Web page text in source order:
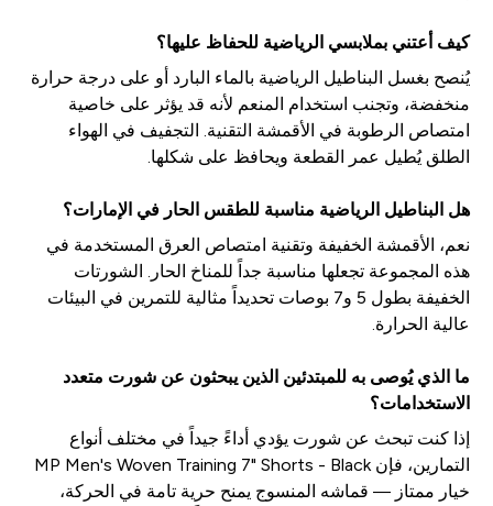
كيف أعتني بملابسي الرياضية للحفاظ عليها؟
يُنصح بغسل البناطيل الرياضية بالماء البارد أو على درجة حرارة
منخفضة، وتجنب استخدام المنعم لأنه قد يؤثر على خاصية
امتصاص الرطوبة في الأقمشة التقنية. التجفيف في الهواء
الطلق يُطيل عمر القطعة ويحافظ على شكلها.
هل البناطيل الرياضية مناسبة للطقس الحار في الإمارات؟
نعم، الأقمشة الخفيفة وتقنية امتصاص العرق المستخدمة في
هذه المجموعة تجعلها مناسبة جداً للمناخ الحار. الشورتات
الخفيفة بطول 5 و7 بوصات تحديداً مثالية للتمرين في البيئات
عالية الحرارة.
ما الذي يُوصى به للمبتدئين الذين يبحثون عن شورت متعدد
الاستخدامات؟
إذا كنت تبحث عن شورت يؤدي أداءً جيداً في مختلف أنواع
التمارين، فإن MP Men's Woven Training 7" Shorts - Black
خيار ممتاز — قماشه المنسوج يمنح حرية تامة في الحركة،